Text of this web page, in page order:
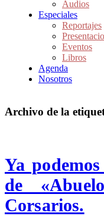
Audios
Especiales
Reportajes
Eventos
Libros
Agenda
Nosotros
Archivo de la
Ya
de
Corsarios.